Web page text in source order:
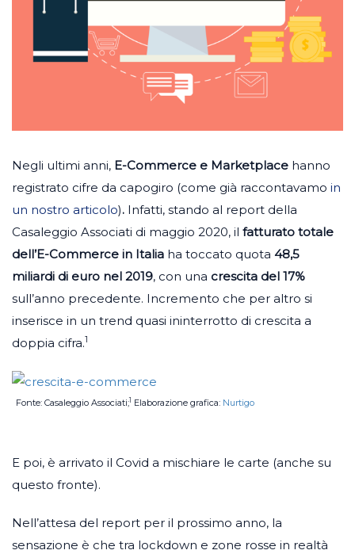
Negli ultimi anni, E-Commerce e Marketplace hanno
registrato cifre da capogiro (come già raccontavamo in
un nostro articolo). Infatti, stando al report della
Casaleggio Associati di maggio 2020, il fatturato totale
dell’E-Commerce in Italia ha toccato quota 48,5
miliardi di euro nel 2019, con una crescita del 17%
sull’anno precedente. Incremento che per altro si
inserisce in un trend quasi ininterrotto di crescita a
doppia cifra.1
Fonte: Casaleggio Associati;1 Elaborazione grafica: Nurtigo
E poi, è arrivato il Covid a mischiare le carte (anche su
questo fronte).
Nell’attesa del report per il prossimo anno, la
sensazione è che tra lockdown e zone rosse in realtà